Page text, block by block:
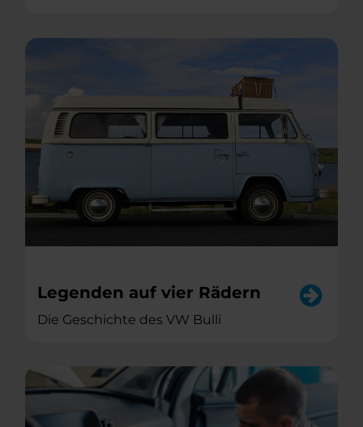
Legenden auf vier Rädern
Die Geschichte des VW Bulli